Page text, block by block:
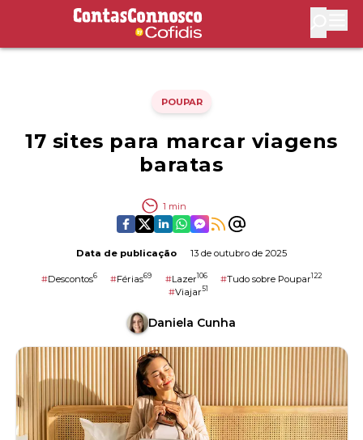
Contas Connosco by Cofidis
POUPAR
17 sites para marcar viagens
baratas
1 min
Data de publicação 13 de outubro de 2025
#Descontos6 #Férias69 #Lazer106 #Tudo sobre Poupar122
#Viajar51
Daniela Cunha